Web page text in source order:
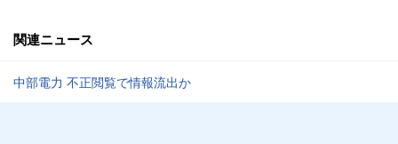
関連ニュース
中部電力 不正閲覧で情報流出か